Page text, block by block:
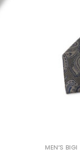
MEN’S BIGI